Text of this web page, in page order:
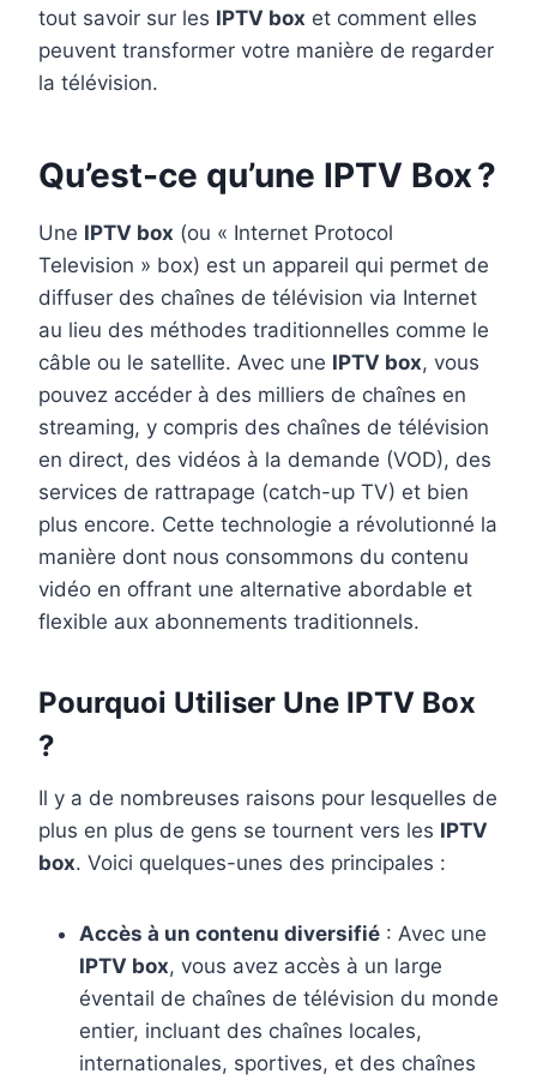
tout savoir sur les IPTV box et comment elles
peuvent transformer votre manière de regarder
la télévision.
Qu’est-ce qu’une IPTV Box ?
Une IPTV box (ou « Internet Protocol
Television » box) est un appareil qui permet de
diffuser des chaînes de télévision via Internet
au lieu des méthodes traditionnelles comme le
câble ou le satellite. Avec une IPTV box, vous
pouvez accéder à des milliers de chaînes en
streaming, y compris des chaînes de télévision
en direct, des vidéos à la demande (VOD), des
services de rattrapage (catch-up TV) et bien
plus encore. Cette technologie a révolutionné la
manière dont nous consommons du contenu
vidéo en offrant une alternative abordable et
flexible aux abonnements traditionnels.
Pourquoi Utiliser Une IPTV Box
?
Il y a de nombreuses raisons pour lesquelles de
plus en plus de gens se tournent vers les IPTV
box. Voici quelques-unes des principales :
Accès à un contenu diversifié : Avec une
IPTV box, vous avez accès à un large
éventail de chaînes de télévision du monde
entier, incluant des chaînes locales,
internationales, sportives, et des chaînes